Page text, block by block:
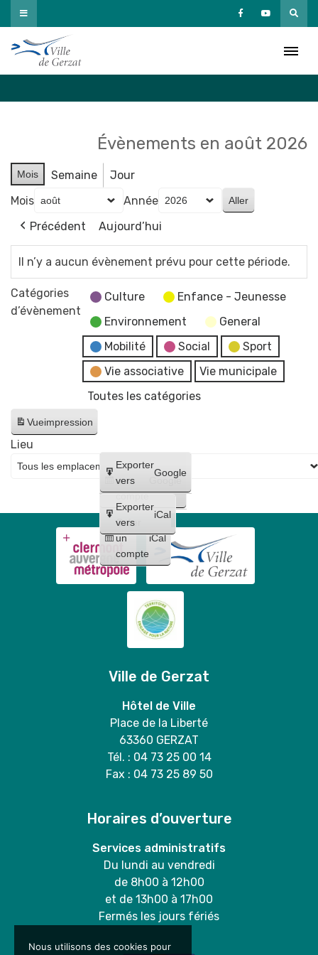
Passer
au
contenu
Évènements en août 2026
Mois Semaine
Jour
Mois
Année
Précédent
Aujourd’hui
Il n’y a aucun évènement prévu pour cette période.
Catégories
d’évènement
Culture
Enfance - Jeunesse
Environnement
General
Mobilité
Social
Sport
Vie associative
Vie municipale
Toutes les catégories
Vueimpression
Créer
un
compte
Google
Créer
un
compte
iCal
Exporter
vers
Google
Exporter
vers
iCal
Lieu
Ville de Gerzat
Hôtel de Ville
Place de la Liberté
63360 GERZAT
Tél. : 04 73 25 00 14
Fax : 04 73 25 89 50
Horaires d’ouverture
Services administratifs
Du lundi au vendredi
de 8h00 à 12h00
et de 13h00 à 17h00
Fermés les jours fériés
Nous utilisons des cookies pour